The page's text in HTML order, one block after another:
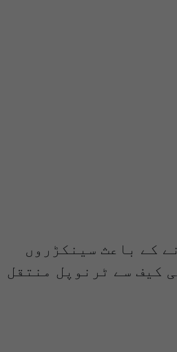
کے باعث سینکڑروں
کیف سے ٹرنوپل منتقل